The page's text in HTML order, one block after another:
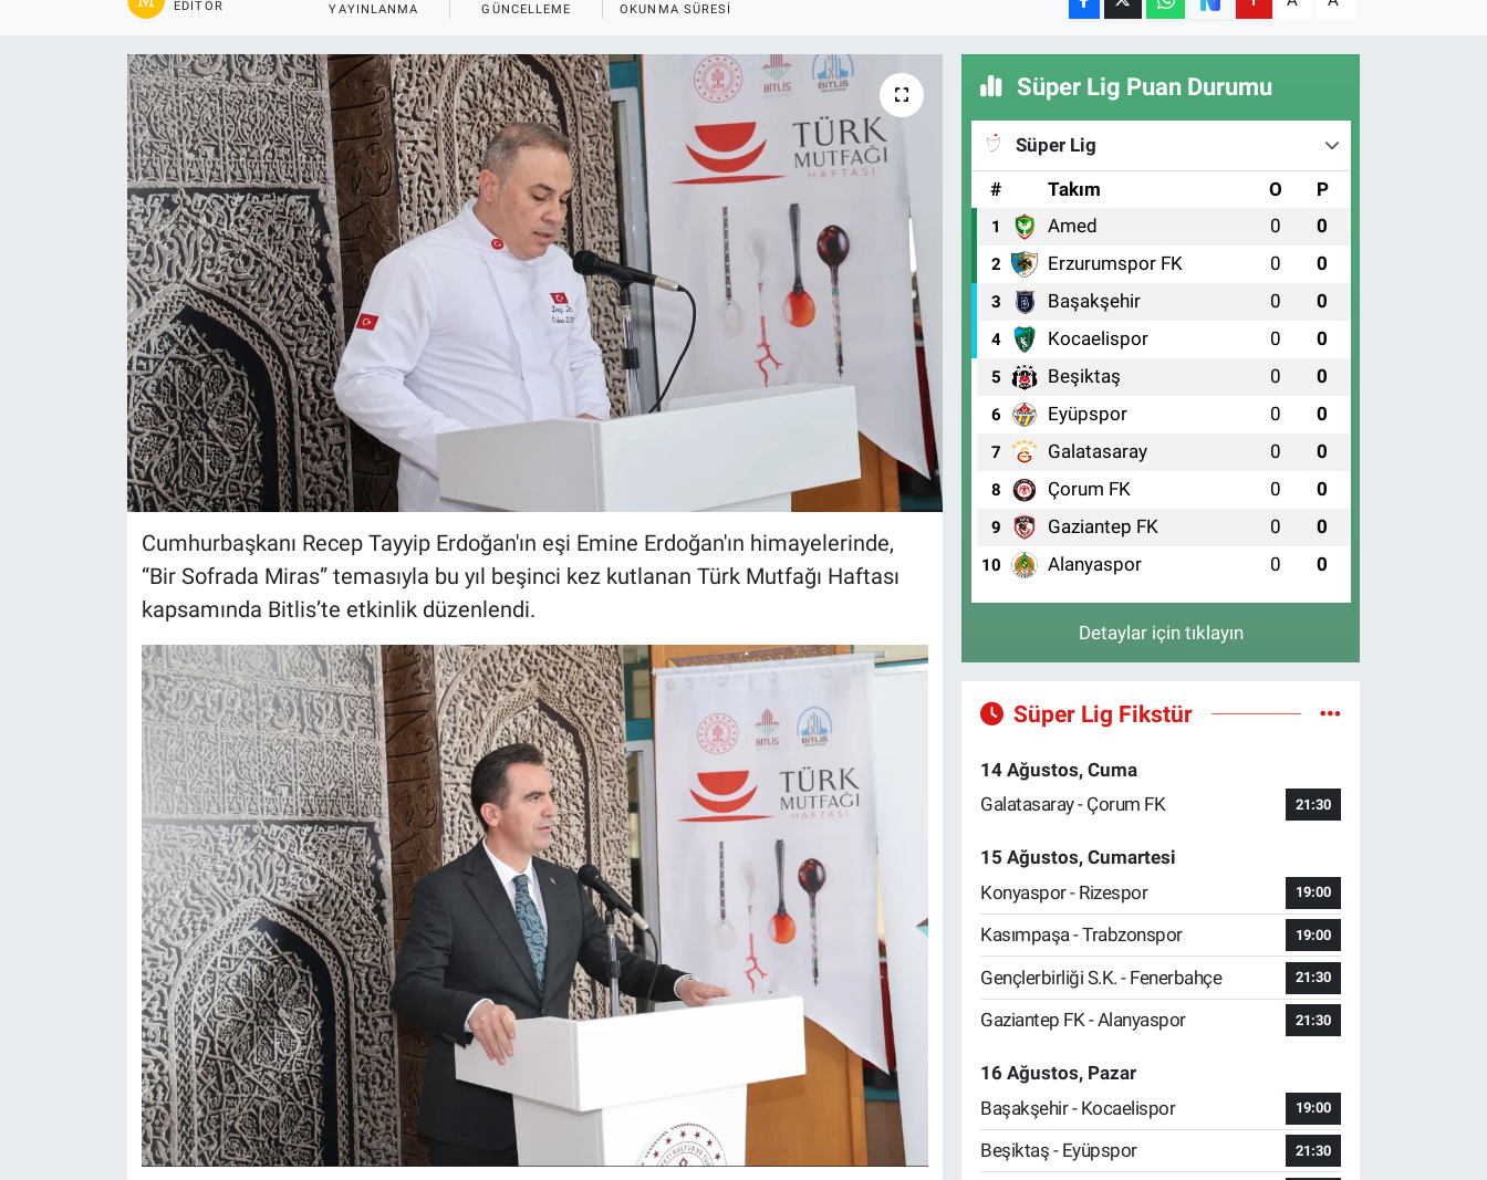
EDITÖR YAYINLANMA GÜNCELLEME OKUNMA SÜRESI
Cumhurbaşkanı Recep Tayyip Erdoğan'ın eşi Emine Erdoğan'ın himayelerinde,
“Bir Sofrada Miras” temasıyla bu yıl beşinci kez kutlanan Türk Mutfağı Haftası
kapsamında Bitlis’te etkinlik düzenlendi.
Süper Lig Puan Durumu
Süper Lig
#
Takım O P
1 Amed 0 0
2 Erzurumspor FK 0 0
3 Başakşehir 0 0
4 Kocaelispor 0 0
5 Beşiktaş 0 0
6 Eyüpspor 0 0
7 Galatasaray 0 0
8 Çorum FK 0 0
9 Gaziantep FK 0 0
10 Alanyaspor 0 0
Detaylar için tıklayın
Süper Lig Fikstür
14 Ağustos, Cuma
Galatasaray - Çorum FK
21:30
15 Ağustos, Cumartesi
Konyaspor - Rizespor
19:00
Kasımpaşa - Trabzonspor 19:00
Gençlerbirliği S.K. - Fenerbahçe 21:30
Gaziantep FK - Alanyaspor 21:30
16 Ağustos, Pazar
Başakşehir - Kocaelispor
19:00
Beşiktaş - Eyüpspor 21:30
Kültür-Sanat
Magazin
Politika
Resmi İlanlar